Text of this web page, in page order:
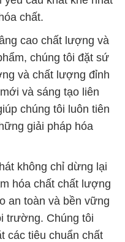
chất.
cao chất lượng và
chúng tôi đặt sứ
và chất lượng đỉnh
và sáng tạo liên
chúng tôi luôn tiên
giải pháp hóa
không chỉ dừng lại
hóa chất chất lượng
an toàn và bền vững
trường. Chúng tôi
các tiêu chuẩn chất